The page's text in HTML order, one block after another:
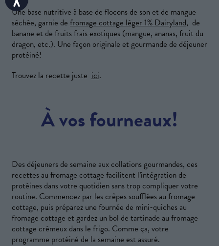
Une base nutritive à base de flocons de son et de mangue
séchée, garnie de fromage cottage léger 1% Dairyland, de
banane et de fruits frais exotiques (mangue, ananas, fruit du
dragon, etc.). Une façon originale et gourmande de déjeuner
protéiné!
Trouvez la recette juste ici.
À vos fourneaux!
Des déjeuners de semaine aux collations gourmandes, ces
recettes au fromage cottage facilitent l’intégration de
protéines dans votre quotidien sans trop compliquer votre
routine. Commencez par les crêpes soufflées au fromage
cottage, puis préparez une fournée de mini-quiches au
fromage cottage et gardez un bol de tartinade au fromage
cottage crémeux dans le frigo. Comme ça, votre
programme protéiné de la semaine est assuré.